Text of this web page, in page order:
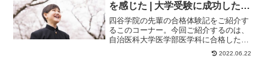
を感じた | 大学受験に成功した先
輩にインタビュー【大学受験予備
校四谷学院】
四谷学院の先輩の合格体験記をご紹介す
るこのコーナー。今回ご紹介するのは、
自治医科大学医学部医学科に合格したく
んのストーリーです。学習の遅れを感じ
2022.06.22